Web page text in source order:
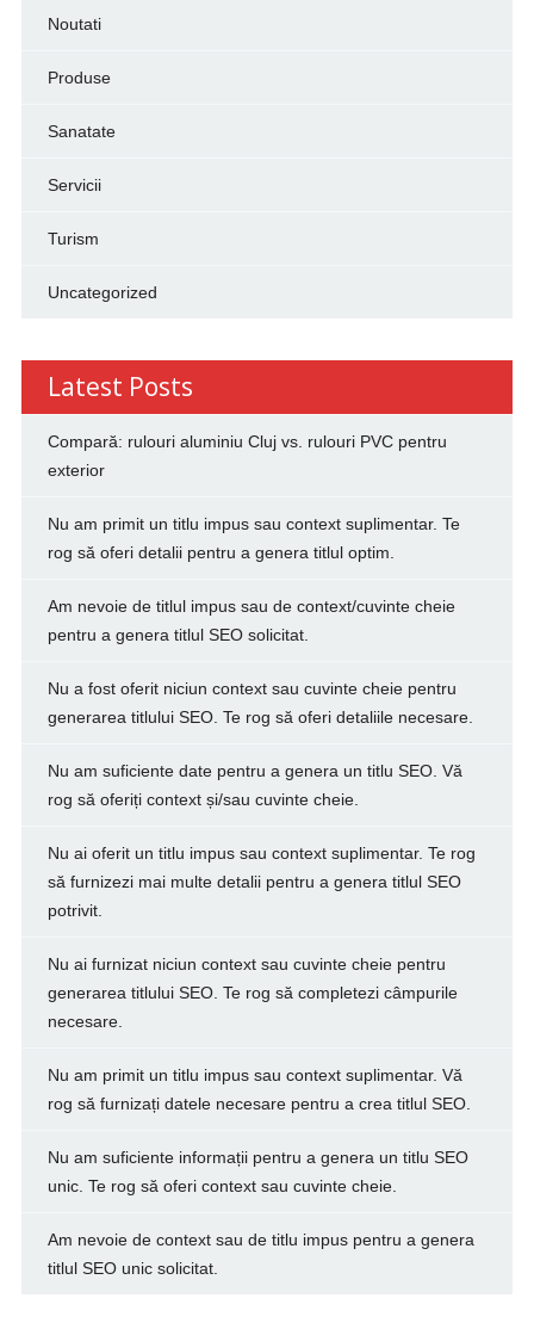
Noutati
Produse
Sanatate
Servicii
Turism
Uncategorized
Latest Posts
Compară: rulouri aluminiu Cluj vs. rulouri PVC pentru
exterior
Nu am primit un titlu impus sau context suplimentar. Te
rog să oferi detalii pentru a genera titlul optim.
Am nevoie de titlul impus sau de context/cuvinte cheie
pentru a genera titlul SEO solicitat.
Nu a fost oferit niciun context sau cuvinte cheie pentru
generarea titlului SEO. Te rog să oferi detaliile necesare.
Nu am suficiente date pentru a genera un titlu SEO. Vă
rog să oferiți context și/sau cuvinte cheie.
Nu ai oferit un titlu impus sau context suplimentar. Te rog
să furnizezi mai multe detalii pentru a genera titlul SEO
potrivit.
Nu ai furnizat niciun context sau cuvinte cheie pentru
generarea titlului SEO. Te rog să completezi câmpurile
necesare.
Nu am primit un titlu impus sau context suplimentar. Vă
rog să furnizați datele necesare pentru a crea titlul SEO.
Nu am suficiente informații pentru a genera un titlu SEO
unic. Te rog să oferi context sau cuvinte cheie.
Am nevoie de context sau de titlu impus pentru a genera
titlul SEO unic solicitat.